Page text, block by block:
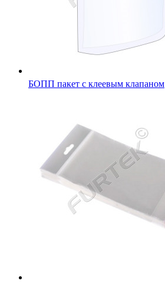
БОПП пакет с клеевым клапаном